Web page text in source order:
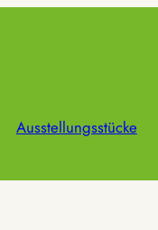
Ausstellungsstücke